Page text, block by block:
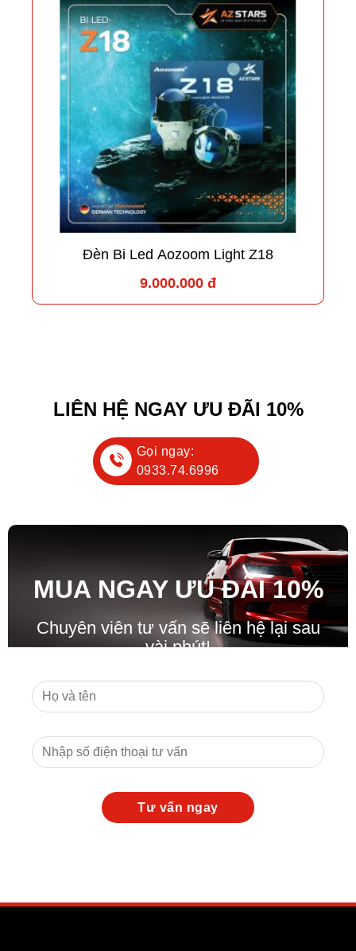
Đèn Bi Led Aozoom Light Z18
9.000.000 đ
LIÊN HỆ NGAY ƯU ĐÃI 10%
Gọi ngay:
0933.74.6996
MUA NGAY ƯU ĐÃI10%
Chuyên viên tư vấn sẽ liên hệ lại sau
vài phút!